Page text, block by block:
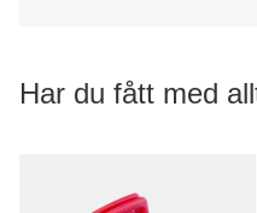
Har du fått med